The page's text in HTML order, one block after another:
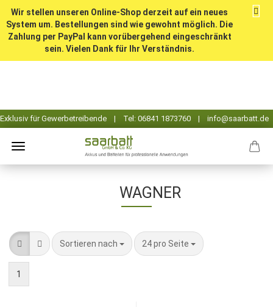
Wir stellen unseren Online-Shop derzeit auf ein neues
System um. Bestellungen sind wie gewohnt möglich. Die
Zahlung per PayPal kann vorübergehend eingeschränkt
sein. Vielen Dank für Ihr Verständnis.
WAGNER
Sortieren nach
Sortieren nach 24 pro Seite
pro Seite
1